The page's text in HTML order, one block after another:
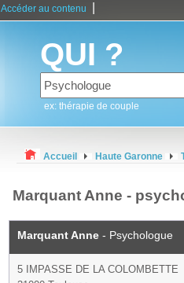
Accéder au contenu
QUI ?
ex: thérapie de couple
Accueil Haute Garonne
Marquant Anne -
Marquant Anne - Psychologue
5 IMPASSE DE LA COLOMBETTE